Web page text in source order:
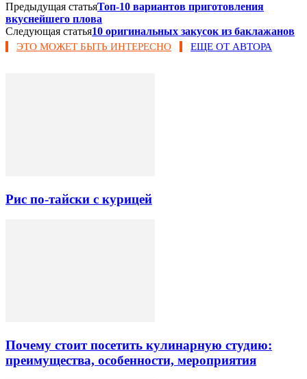
Предыдущая статьяТоп-10 вариантов приготовления
вкуснейшего плова
Следующая статья10 оригинальных закусок из баклажанов
ЭТО МОЖЕТ БЫТЬ ИНТЕРЕСНО ЕЩЕ ОТ АВТОРА
Рис по-тайски с курицей
Почему стоит посетить кулинарную студию:
преимущества, особенности, мероприятия